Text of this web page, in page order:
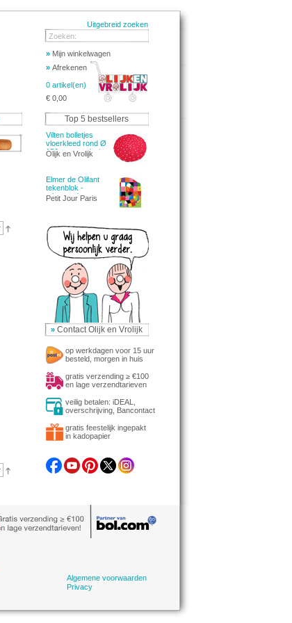
Uitgebreid zoeken
Zoeken:
» Mijn winkelwagen
» Afrekenen
0 artikel(en)
€ 0,00
Top 5 bestsellers
Vilten bolletjes
vloerkleed rond Ø
150cm - rood wit
Olijk en Vrolijk
Elmer de Olifant
tekenblok -
tekenpapier
Petit Jour Paris
» Contact Olijk en Vrolijk
op werkdagen voor 15 uur
besteld, morgen in huis
gratis verzending ≥ €100
en lage verzendtarieven
veilig betalen: iDEAL,
overschrijving, Bancontact
gratis feestelijk ingepakt
in kadopapier
Algemene voorwaarden
Privacy